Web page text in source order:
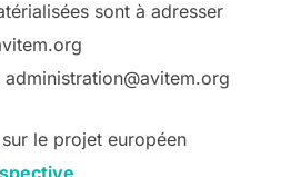
sont à adresser
sur le projet européen